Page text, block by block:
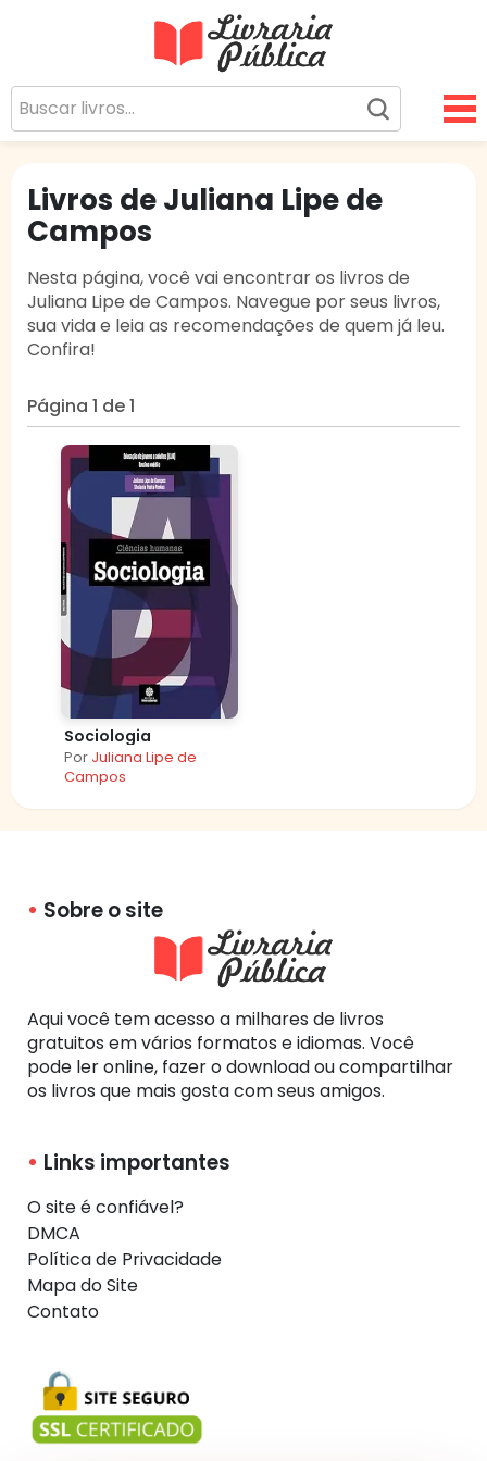
Sua Biblioteca Virtual Gratuita
Livros de Juliana Lipe de
Campos
Nesta página, você vai encontrar os livros de
Juliana Lipe de Campos. Navegue por seus livros,
sua vida e leia as recomendações de quem já leu.
Confira!
Página 1 de 1
Sociologia
Por Juliana Lipe de
Campos
Sobre o site
Aqui você tem acesso a milhares de livros
gratuitos em vários formatos e idiomas. Você
pode ler online, fazer o download ou compartilhar
os livros que mais gosta com seus amigos.
Links importantes
O site é confiável?
DMCA
Política de Privacidade
Mapa do Site
Contato